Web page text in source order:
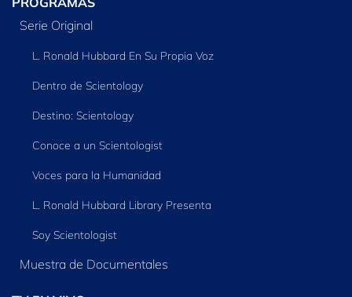
Serie Original
L. Ronald Hubbard En Su Propia Voz
Dentro de Scientology
Destino: Scientology
Conoce a un Scientologist
Voces para la Humanidad
L. Ronald Hubbard Library Presenta
Soy Scientologist
Muestra de Documentales